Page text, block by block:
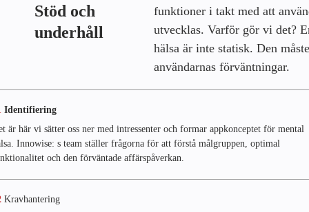
Stöd och
underhåll
funktioner i takt med att
utvecklas. Varför gör vi det?
hälsa är inte statisk. Den
användarnas förväntningar.
Identifiering
är här vi sätter oss ner med intressenter och formar appkonceptet för mental
Innowise: s team ställer frågorna för att förstå målgruppen, optimal
och den förväntade affärspåverkan.
Kravhantering